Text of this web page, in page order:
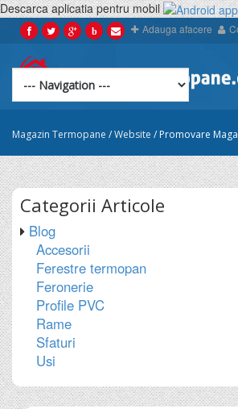
Descarca aplicatia pentru mobil
b Adauga afacere
Magazin Termopane /Website / Promovare
Categorii Articole
Blog
Accesorii
Ferestre termopan
Feronerie
Profile PVC
Rame
Sfaturi
Usi